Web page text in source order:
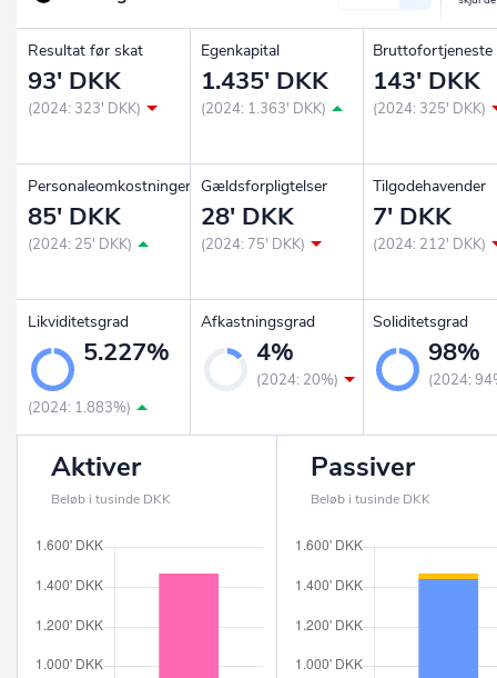
Resultat før skat
93' DKK
(2024: 323' DKK)
Egenkapital
1.435' DKK
(2024: 1.363' DKK)
Bruttofortjeneste
143' DKK
(2024: 325' DKK)
Personaleomkostninger
85' DKK
(2024: 25' DKK)
Gældsforpligtelser
28' DKK
(2024: 75' DKK)
Tilgodehavender
7' DKK
(2024: 212' DKK)
Likviditetsgrad
5.227%
(2024: 1.883%)
Afkastningsgrad
4%
(2024: 20%)
Soliditetsgrad
98%
(2024:
Aktiver
Beløb i tusinde DKK
Passiver
Beløb i tusinde DKK